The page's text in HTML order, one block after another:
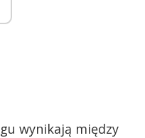
wynikają między